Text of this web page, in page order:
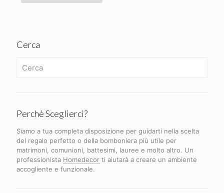
Cerca
Perchè Sceglierci?
Siamo a tua completa disposizione per guidarti nella scelta
del regalo perfetto o della bomboniera più utile per
matrimoni, comunioni, battesimi, lauree e molto altro. Un
professionista Homedecor ti aiutarà a creare un ambiente
accogliente e funzionale.